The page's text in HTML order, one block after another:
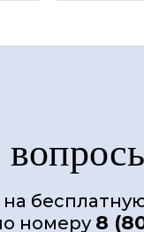
на
номеру 8